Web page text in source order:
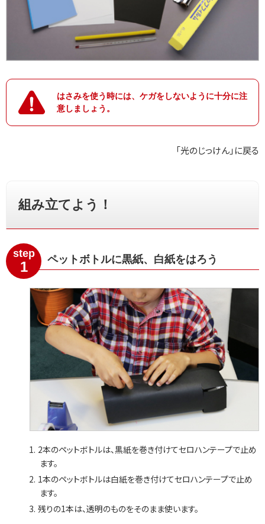
はさみを使う時には、ケガをしないように十分に注
意しましょう。
「光のじっけん」に戻る
組み立てよう！
step
1 ペットボトルに黒紙、白紙をはろう
2本のペットボトルは、黒紙を巻き付けてセロハンテープで止め
ます。
1本のペットボトルは白紙を巻き付けてセロハンテープで止め
ます。
残りの1本は、透明のものをそのまま使います。